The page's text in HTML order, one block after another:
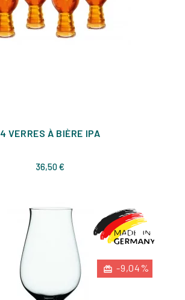
4 VERRES À BIÈRE IPA
36,50 €
-9,04%